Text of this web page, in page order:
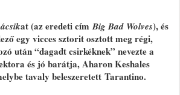
at (az eredeti címBig Bad Wolves), és
egy vicces sztorit osztott meg régi,
után “dagadt csirkéknek” nevezte a
és jó barátja, Aharon Keshales
tavaly beleszeretett Tarantino.